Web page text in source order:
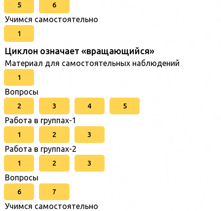
5 6
Учимся самостоятельно
1
Циклон означает «вращающийся»
Материал для самостоятельных наблюдений
1
Вопросы
2 3 4 5
Работа в группах-1
1 2 3
Работа в группах-2
1 2 3
Вопросы
6 7
Учимся самостоятельно